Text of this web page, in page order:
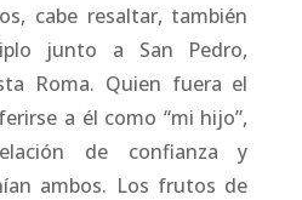
cabe resaltar, también
junto a San Pedro,
Roma. Quien fuera el
a él como “mi hijo”,
de confianza y
ambos. Los frutos de